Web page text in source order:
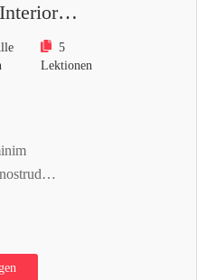
5
Lektionen
ex